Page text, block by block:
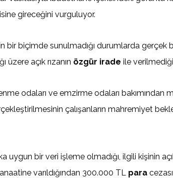
gireceğini vurguluyor.
bir biçimde sunulmadığı durumlarda
açık rızanın özgür irade ile
odaları ve emzirme odaları bakımından
çalışanların mahremiyet
bir veri işleme olmadığı, ilgili kişinin açık
varıldığından 300.000 TL para